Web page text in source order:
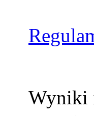
Wyniki